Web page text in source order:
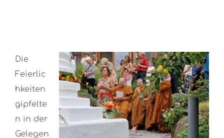
Die
Feierlic
hkeiten
gipfelte
n in der
Gelegen